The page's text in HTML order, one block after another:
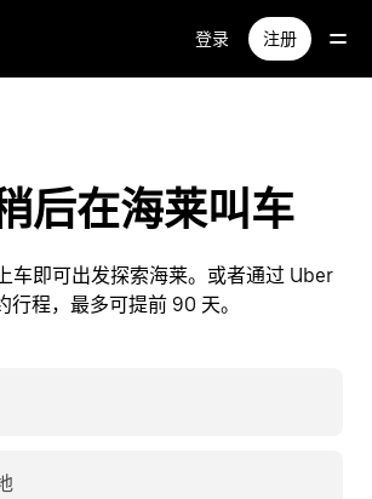
登录 注册
后在海莱叫车
车即可出发探索海莱。或者通过 Uber
行程，最多可提前 90 天。